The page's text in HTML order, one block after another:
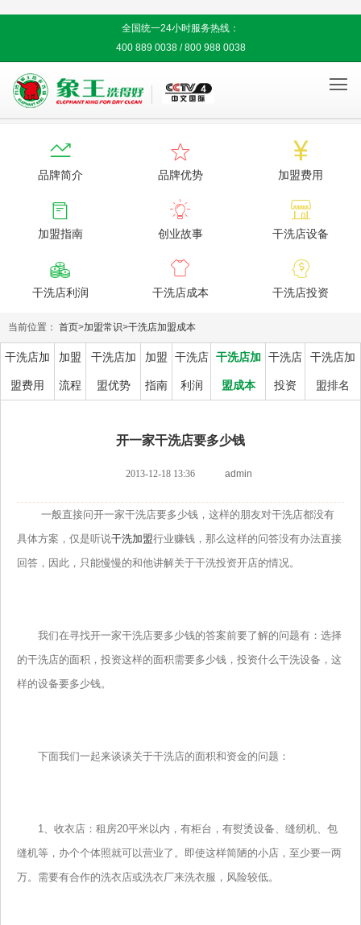
全国统一24小时服务热线：
400 889 0038 / 800 988 0038


品牌简介

品牌优势

加盟费用

加盟指南

创业故事

干洗店设备

干洗店利润

干洗店成本

干洗店投资
当前位置： 首页>加盟常识>干洗店加盟成本
干洗店加
盟费用
加盟
流程
干洗店加
盟优势
加盟
指南
干洗店
利润
干洗店加
盟成本
干洗店
投资
干洗店加
盟排名
开一家干洗店要多少钱
2013-12-18 13:36 admin
一般直接问开一家干洗店要多少钱，这样的朋友对干洗店都没有
具体方案，仅是听说干洗加盟行业赚钱，那么这样的问答没有办法直接
回答，因此，只能慢慢的和他讲解关于干洗投资开店的情况。
我们在寻找开一家干洗店要多少钱的答案前要了解的问题有：选择
的干洗店的面积，投资这样的面积需要多少钱，投资什么干洗设备，这
样的设备要多少钱。
下面我们一起来谈谈关于干洗店的面积和资金的问题：
1、收衣店：租房20平米以内，有柜台，有熨烫设备、缝纫机、包
缝机等，办个个体照就可以营业了。即使这样简陋的小店，至少要一两
万。需要有合作的洗衣店或洗衣厂来洗衣服，风险较低。